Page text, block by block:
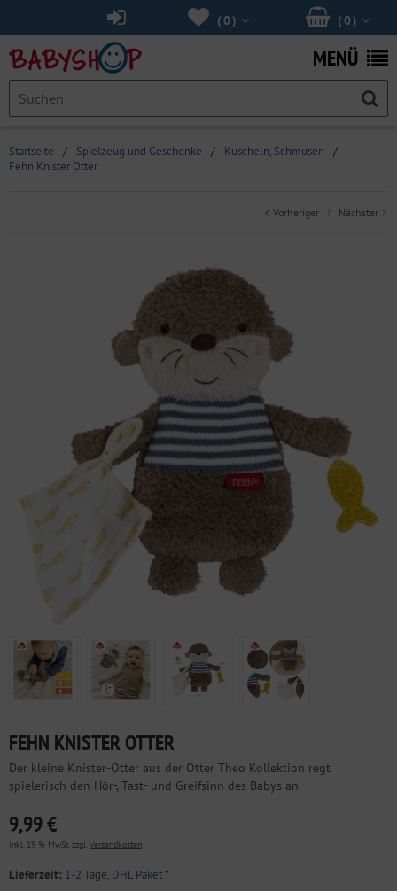
(0 )
(0 )
MENÜ
Startseite / Spielzeug und Geschenke / Kuscheln, Schmusen
/
Fehn Knister Otter
Vorheriger | Nächster
FEHN KNISTER OTTER
Der kleine Knister-Otter aus der Otter Theo Kollektion regt
spielerisch den Hör-, Tast- und Greifsinn des Babys an.
9,99 €
inkl. 19 % MwSt. zzgl. Versandkosten
Lieferzeit: 1-2 Tage, DHL Paket*